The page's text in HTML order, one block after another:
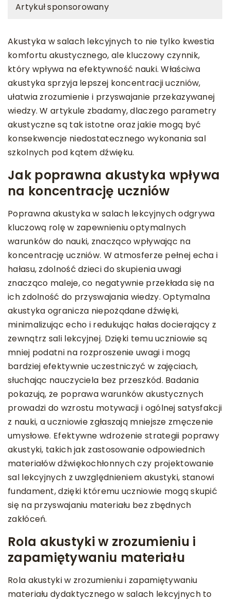
Artykuł sponsorowany
Akustyka w salach lekcyjnych to nie tylko kwestia
komfortu akustycznego, ale kluczowy czynnik,
który wpływa na efektywność nauki. Właściwa
akustyka sprzyja lepszej koncentracji uczniów,
ułatwia zrozumienie i przyswajanie przekazywanej
wiedzy. W artykule zbadamy, dlaczego parametry
akustyczne są tak istotne oraz jakie mogą być
konsekwencje niedostatecznego wykonania sal
szkolnych pod kątem dźwięku.
Jak poprawna akustyka wpływa
na koncentrację uczniów
Poprawna akustyka w salach lekcyjnych odgrywa
kluczową rolę w zapewnieniu optymalnych
warunków do nauki, znacząco wpływając na
koncentrację uczniów. W atmosferze pełnej echa i
hałasu, zdolność dzieci do skupienia uwagi
znacząco maleje, co negatywnie przekłada się na
ich zdolność do przyswajania wiedzy. Optymalna
akustyka ogranicza niepożądane dźwięki,
minimalizując echo i redukując hałas docierający z
zewnątrz sali lekcyjnej. Dzięki temu uczniowie są
mniej podatni na rozproszenie uwagi i mogą
bardziej efektywnie uczestniczyć w zajęciach,
słuchając nauczyciela bez przeszkód. Badania
pokazują, że poprawa warunków akustycznych
prowadzi do wzrostu motywacji i ogólnej satysfakcji
z nauki, a uczniowie zgłaszają mniejsze zmęczenie
umysłowe. Efektywne wdrożenie strategii poprawy
akustyki, takich jak zastosowanie odpowiednich
materiałów dźwiękochłonnych czy projektowanie
sal lekcyjnych z uwzględnieniem akustyki, stanowi
fundament, dzięki któremu uczniowie mogą skupić
się na przyswajaniu materiału bez zbędnych
zakłóceń.
Rola akustyki w zrozumieniu i
zapamiętywaniu materiału
Rola akustyki w zrozumieniu i zapamiętywaniu
materiału dydaktycznego w salach lekcyjnych to